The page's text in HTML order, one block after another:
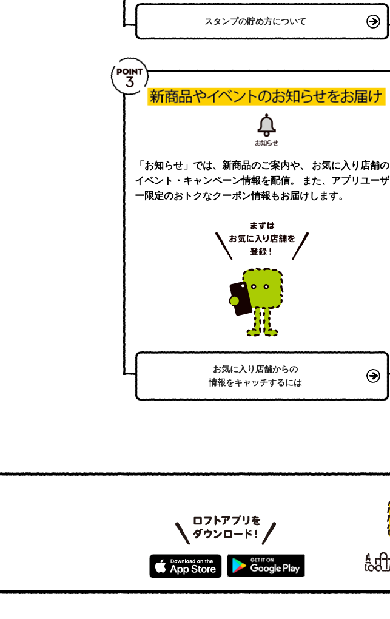
スタンプの貯め方について
「お知らせ」では、新商品のご案内や、 お気に入り店舗の
イベント・キャンペーン情報を配信。 また、アプリユーザ
ー限定のおトクなクーポン情報もお届けします。
お気に入り店舗からの
情報をキャッチするには